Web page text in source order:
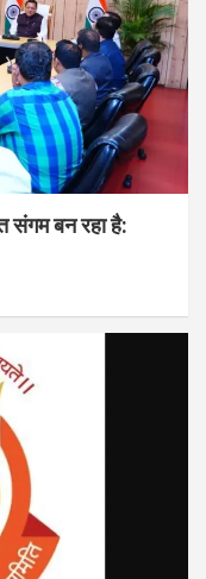
संगम बन रहा है: